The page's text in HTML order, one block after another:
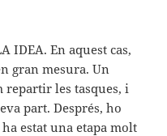
IDEA. En aquest cas,
gran mesura. Un
repartir les tasques, i
part. Després, ho
estat una etapa molt